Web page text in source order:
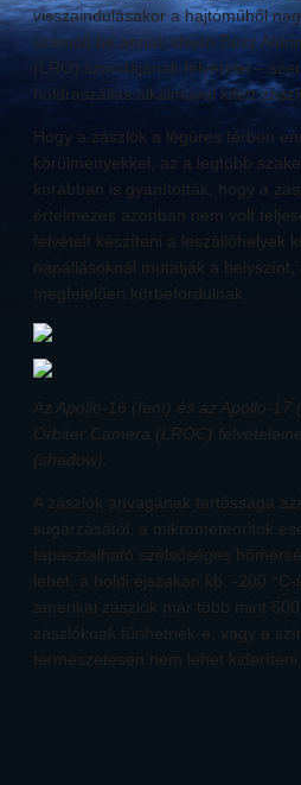
visszaindulásakor a hajtóműből
számolt be annak idején Buzz
(LRO) szondájának felvételei –
holdraszállás alkalmával kitett
Hogy a zászlók a légüres térben
körülményekkel, az a legtöbb
korábban is gyanították, hogy a
értelmezés azonban nem volt
felvételt készíteni a leszállóhelyek
napállásoknál mutatják a
megfelelően körbefordulnak.
Az Apollo-16 (fent) és az Apollo-
Orbiter Camera (LROC)
(shadow).
A zászlók anyagának tartóssága
sugárzásától, a mikrometeoritok
tapasztalható szélsőséges
lehet, a holdi éjszakán kb. -200
amerikai zászlók már több mint
zászlóknak tűnhetnek-e, vagy a
természetesen nem lehet kideríteni...